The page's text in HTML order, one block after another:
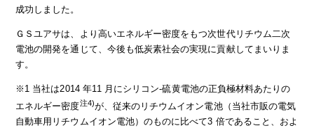
成功しました。
ＧＳユアサは、より高いエネルギー密度をもつ次世代リチウム二次
電池の開発を通じて、今後も低炭素社会の実現に貢献してまいりま
す。
※1 当社は2014 年11 月にシリコン‐硫黄電池の正負極材料あたりの
エネルギー密度注4)が、従来のリチウムイオン電池（当社市販の電気
自動車用リチウムイオン電池）のものに比べて3 倍であること、およ